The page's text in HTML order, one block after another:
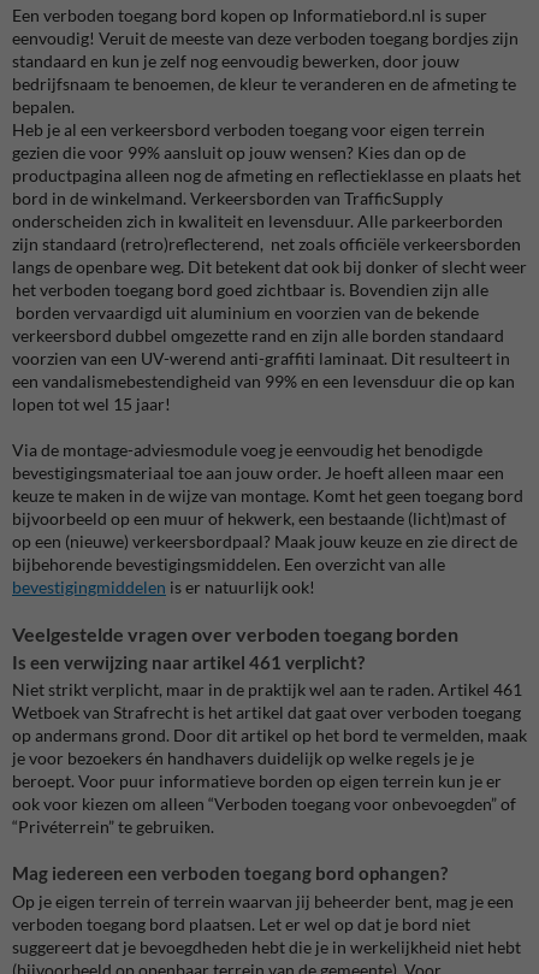
Een verboden toegang bord kopen op Informatiebord.nl is super
eenvoudig! Veruit de meeste van deze verboden toegang bordjes zijn
standaard en kun je zelf nog eenvoudig bewerken, door jouw
bedrijfsnaam te benoemen, de kleur te veranderen en de afmeting te
bepalen.
Heb je al een verkeersbord verboden toegang voor eigen terrein
gezien die voor 99% aansluit op jouw wensen? Kies dan op de
productpagina alleen nog de afmeting en reflectieklasse en plaats het
bord in de winkelmand. Verkeersborden van TrafficSupply
onderscheiden zich in kwaliteit en levensduur. Alle parkeerborden
zijn standaard (retro)reflecterend, net zoals officiële verkeersborden
langs de openbare weg. Dit betekent dat ook bij donker of slecht weer
het verboden toegang bord goed zichtbaar is. Bovendien zijn alle
borden vervaardigd uit aluminium en voorzien van de bekende
verkeersbord dubbel omgezette rand en zijn alle borden standaard
voorzien van een UV-werend anti-graffiti laminaat. Dit resulteert in
een vandalismebestendigheid van 99% en een levensduur die op kan
lopen tot wel 15 jaar!
Via de montage-adviesmodule voeg je eenvoudig het benodigde
bevestigingsmateriaal toe aan jouw order. Je hoeft alleen maar een
keuze te maken in de wijze van montage. Komt het geen toegang bord
bijvoorbeeld op een muur of hekwerk, een bestaande (licht)mast of
op een (nieuwe) verkeersbordpaal? Maak jouw keuze en zie direct de
bijbehorende bevestigingsmiddelen. Een overzicht van alle
bevestigingmiddelen is er natuurlijk ook!
Veelgestelde vragen over verboden toegang borden
Is een verwijzing naar artikel 461 verplicht?
Niet strikt verplicht, maar in de praktijk wel aan te raden. Artikel 461
Wetboek van Strafrecht is het artikel dat gaat over verboden toegang
op andermans grond. Door dit artikel op het bord te vermelden, maak
je voor bezoekers én handhavers duidelijk op welke regels je je
beroept. Voor puur informatieve borden op eigen terrein kun je er
ook voor kiezen om alleen “Verboden toegang voor onbevoegden” of
“Privéterrein” te gebruiken.
Mag iedereen een verboden toegang bord ophangen?
Op je eigen terrein of terrein waarvan jij beheerder bent, mag je een
verboden toegang bord plaatsen. Let er wel op dat je bord niet
suggereert dat je bevoegdheden hebt die je in werkelijkheid niet hebt